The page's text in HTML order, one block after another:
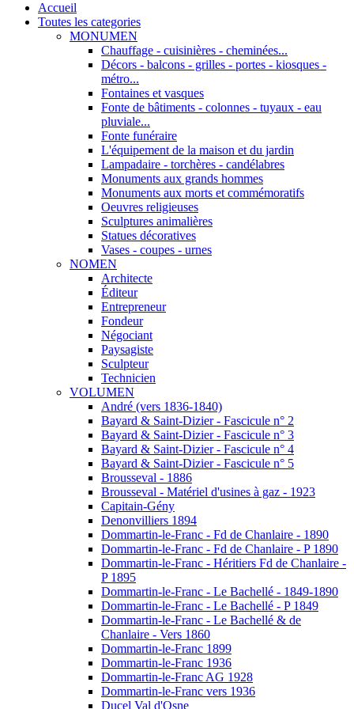
Accueil
Toutes les categories
MONUMEN
Chauffage - cuisinières - cheminées...
Décors - balcons - grilles - portes - kiosques -
métro...
Fontaines et vasques
Fonte de bâtiments - colonnes - tuyaux - eau
pluviale...
Fonte funéraire
L'équipement de la maison et du jardin
Lampadaire - torchères - candélabres
Monuments aux grands hommes
Monuments aux morts et commémoratifs
Oeuvres religieuses
Sculptures animalières
Statues décoratives
Vases - coupes - urnes
NOMEN
Architecte
Éditeur
Entrepreneur
Fondeur
Négociant
Paysagiste
Sculpteur
Technicien
VOLUMEN
André (vers 1836-1840)
Bayard & Saint-Dizier - Fascicule n° 2
Bayard & Saint-Dizier - Fascicule n° 3
Bayard & Saint-Dizier - Fascicule n° 4
Bayard & Saint-Dizier - Fascicule n° 5
Brousseval - 1886
Brousseval - Matériel d'usines à gaz - 1923
Capitain-Gény
Denonvilliers 1894
Dommartin-le-Franc - Fd de Chanlaire - 1890
Dommartin-le-Franc - Fd de Chanlaire - P 1890
Dommartin-le-Franc - Héritiers Fd de Chanlaire -
P 1895
Dommartin-le-Franc - Le Bachellé - 1849-1890
Dommartin-le-Franc - Le Bachellé - P 1849
Dommartin-le-Franc - Le Bachellé & de
Chanlaire - Vers 1860
Dommartin-le-Franc 1899
Dommartin-le-Franc 1936
Dommartin-le-Franc AG 1928
Dommartin-le-Franc vers 1936
Ducel Val d'Osne